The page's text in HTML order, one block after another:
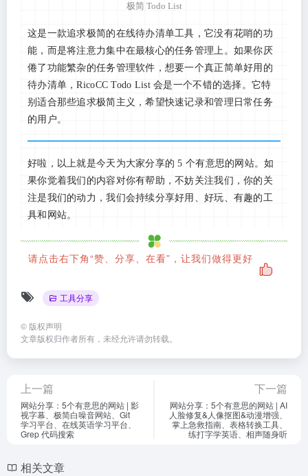
极简 Todo List
这是一款追求极简的在线待办清单工具，它没有花哨的功
能，而是将注意力集中在最核心的任务管理上。如果你厌
倦了功能繁杂的任务管理软件，想要一个真正简单好用的
待办清单，RicoCC Todo List 会是一个不错的选择。它特
别适合那些追求极简主义，希望快速记录和管理日常任务
的用户。
好啦，以上就是今天为大家分享的 5 个有意思的网站。如
果你觉着我们的内容对你有帮助，不妨关注我们，你的关
注是我们的动力，我们会持续分享好用、好玩、有趣的工
具和网站。
请点击右下角“赞、分享、在看”，让我们做得更好
工具分享
© 版权声明
文章版权归作者所有，未经允许请勿转载。
上一篇
网站分享：5个有意思的网站 | 影
视字幕、极简白噪音网站、Git
学习平台、在线英语学习平台、
Grep 代码搜索
下一篇
网站分享：5个有意思的网站 | AI
人脸修复&人像抠图&动漫增强、
掌上急救指南、表格转换工具、
练打字学英语、相声随身听
相关文章